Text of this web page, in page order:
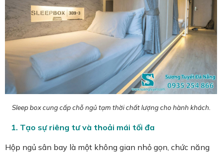
Sleep box cung cấp chỗ ngủ tạm thời chất lượng cho hành khách.
1. Tạo sự riêng tư và thoải mái tối đa
Hộp ngủ sân bay là một không gian nhỏ gọn, chức năng